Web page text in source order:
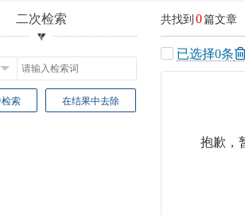
二次检索
索 在结果中去除
共找到 0篇文章
已选择0条
抱歉，